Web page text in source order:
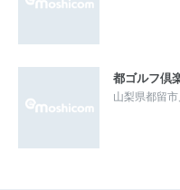
都ゴルフ倶
山梨県都留